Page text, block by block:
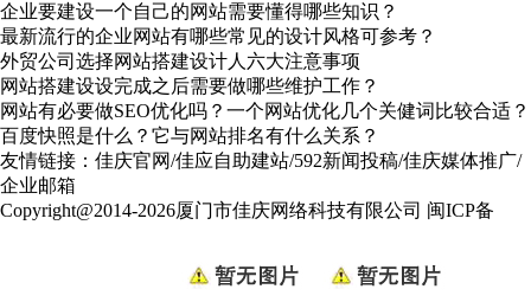
企业要建设一个自己的网站需要懂得哪些知识？
最新流行的企业网站有哪些常见的设计风格可参考？
外贸公司选择网站搭建设计人六大注意事项
网站搭建设设完成之后需要做哪些维护工作？
网站有必要做SEO优化吗？一个网站优化几个关健词比较合适？
百度快照是什么？它与网站排名有什么关系？
友情链接： 佳庆官网/佳应自助建站/592新闻投稿/佳庆媒体推广/
企业邮箱
Copyright@2014-2026厦门市佳庆网络科技有限公司 闽ICP备